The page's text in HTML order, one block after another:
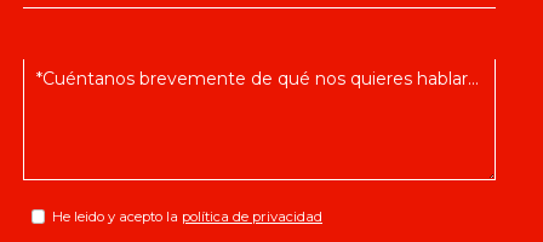
He leido y acepto la política de privacidad